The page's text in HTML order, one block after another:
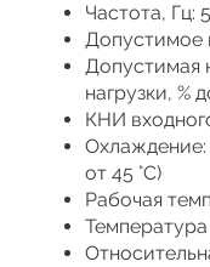
Частота, Гц:
Допустимое
Допустимая
нагрузки, %
КНИ
Охлаждение:
от 45 °C)
Рабочая
Температура